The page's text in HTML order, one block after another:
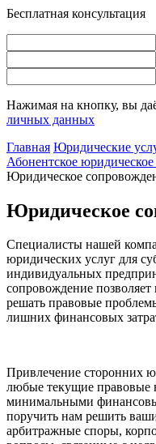
Бесплатная консультация
Нажимая на кнопку, вы
личных данных
Главная Юридические
Абонентское
Юридическое
Юридическое
Специалисты нашей
юридических услуг для
индивидуальных
сопровождение
решать правовые
лишних финансовых
Привлечение сторонних
любые текущие правовые
минимальными
поручить нам решить
арбитражные споры,